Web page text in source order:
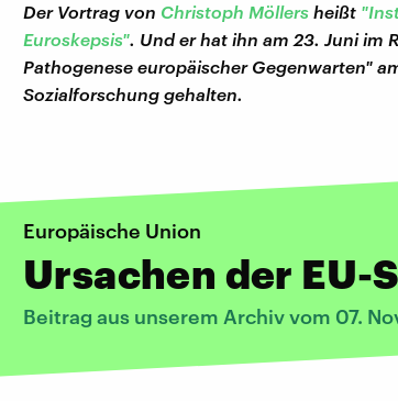
Der Vortrag von Christoph Möllers heißt
Euroskepsis". Und er hat ihn am 23. Juni im
Pathogenese europäischer Gegenwarten"
Sozialforschung gehalten.
Europäische Union
Ursachen der EU-
Beitrag aus unserem Archiv vom 07.